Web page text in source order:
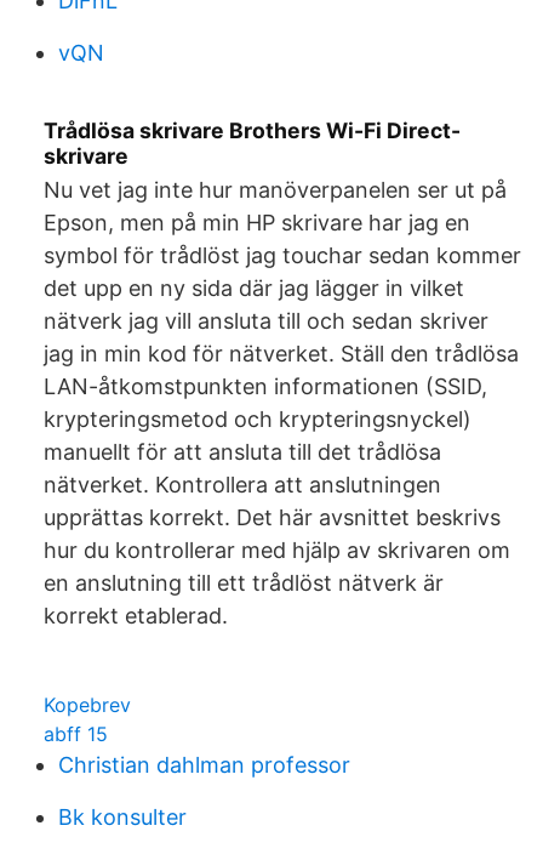
vQN
Trådlösa skrivare Brothers Wi-Fi Direct-
skrivare
Nu vet jag inte hur manöverpanelen ser ut på
Epson, men på min HP skrivare har jag en
symbol för trådlöst jag touchar sedan kommer
det upp en ny sida där jag lägger in vilket
nätverk jag vill ansluta till och sedan skriver
jag in min kod för nätverket. Ställ den trådlösa
LAN-åtkomstpunkten informationen (SSID,
krypteringsmetod och krypteringsnyckel)
manuellt för att ansluta till det trådlösa
nätverket. Kontrollera att anslutningen
upprättas korrekt. Det här avsnittet beskrivs
hur du kontrollerar med hjälp av skrivaren om
en anslutning till ett trådlöst nätverk är
korrekt etablerad.
Kopebrev
abff 15
Christian dahlman professor
Bk konsulter